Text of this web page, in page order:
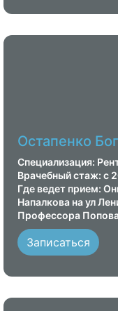
Остапенко
Специализация:
Врачебный стаж: с
Где ведет прием:
Напалкова на ул
Профессора
Записаться